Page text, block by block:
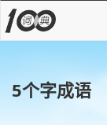
5个字成语